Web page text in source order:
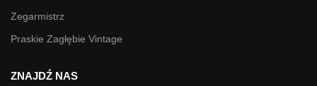
Zegarmistrz
Praskie Zagłębie Vintage
ZNAJDŹ NAS